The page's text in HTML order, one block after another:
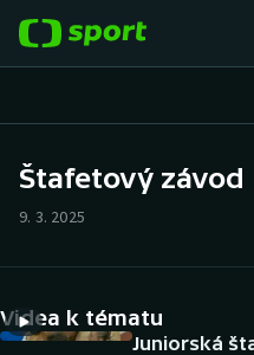
Hokej
Tenis
Atletika
Štafetový závod
9. 3. 2025
Videa k tématu
Juniorská